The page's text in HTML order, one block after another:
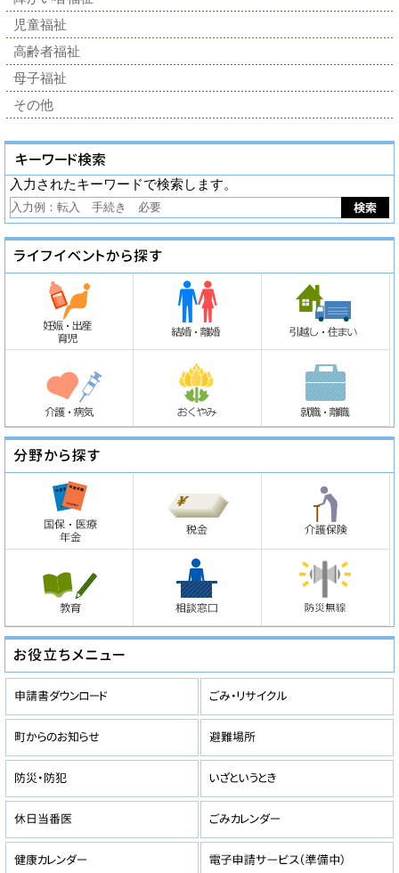
児童福祉
高齢者福祉
母子福祉
その他
入力されたキーワードで検索します。